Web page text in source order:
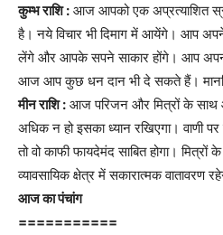
कुम्भ राशि : आज आपको एक अप्रत्याशित
है। नये विचार भी दिमाग में आयेंगे। आप
लेंगे और आपके सपने साकार होंगे। आप अपनी
आज आप कुछ धन दान भी दे सकते हैं।
मीन राशि : आज परिजन और मित्रों के साथ
अधिक न हो इसका ध्यान रखिएगा। वाणी
तो वो काफी फायदेमंद साबित होगा।
व्यावसायिक क्षेत्र में सकारात्मक वातावरण
आज का पंचांग
===========